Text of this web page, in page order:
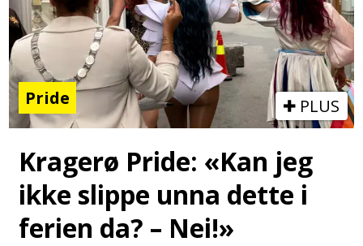
Pride PLUS
Kragerø Pride: «Kan jeg
ikke slippe unna dette i
ferien da? – Nei!»